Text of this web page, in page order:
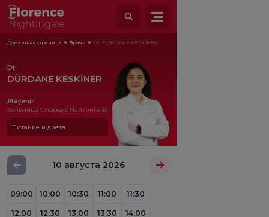
Домашняя страница Врачи Dt. DÜRDANE KESKİNER
Dt.
DÜRDANE KESKİNER
Ataşehir
Больница Флоренс Найтингейл
Питание и диета
10 августа 2026
09:00 10:00 10:30 11:00 11:30
12:00 12:30 13:00 13:30 14:00